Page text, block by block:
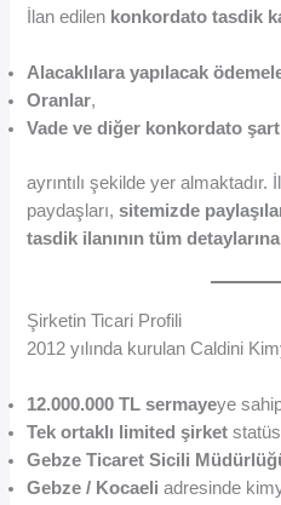
İlan edilen konkordato tasdik
Alacaklılara yapılacak
Oranlar,
Vade ve diğer konkordato
ayrıntılı şekilde yer
paydaşları,sitemizde
tasdik ilanının tüm detaylarına
Şirketin Ticari Profili
2012 yılında kurulan Caldini
12.000.000 TL sermayeye
Tek ortaklı limited şirket
Gebze Ticaret Sicili
Gebze / Kocaeli adresinde